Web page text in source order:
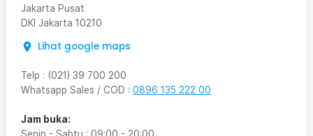
Jakarta Pusat
DKI Jakarta 10210
Lihat google maps
Telp : (021) 39 700 200
Whatsapp Sales / COD : 0896 135 222 00
Jam buka: